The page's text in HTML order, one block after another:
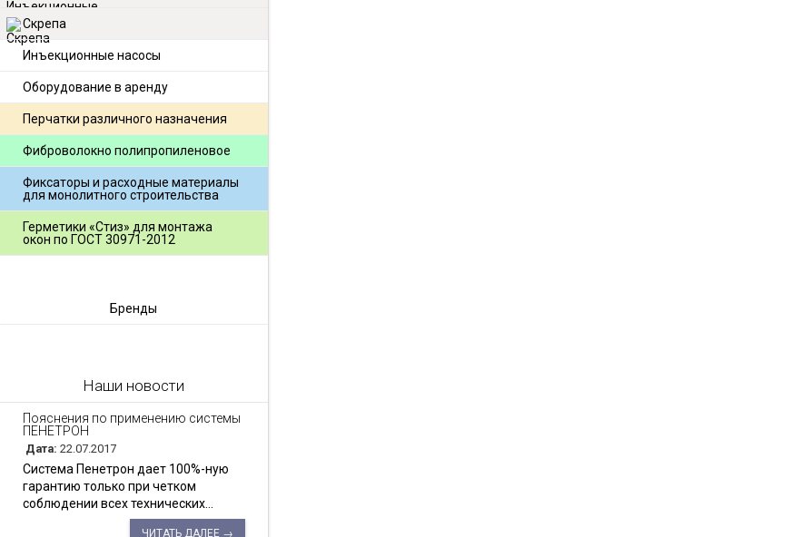
Скрепа
Инъекционные насосы
Оборудование в аренду
Перчатки различного назначения
Фиброволокно полипропиленовое
Фиксаторы и расходные материалы
для монолитного строительства
Герметики «Стиз» для монтажа
окон по ГОСТ 30971-2012
Бренды
Наши новости
Пояснения по применению системы
ПЕНЕТРОН
Дата: 22.07.2017
Система Пенетрон дает 100%-ную
гарантию только при четком
соблюдении всех технических...
ЧИТАТЬ ДАЛЕЕ →